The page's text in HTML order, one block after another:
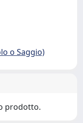
o Saggio)
prodotto.